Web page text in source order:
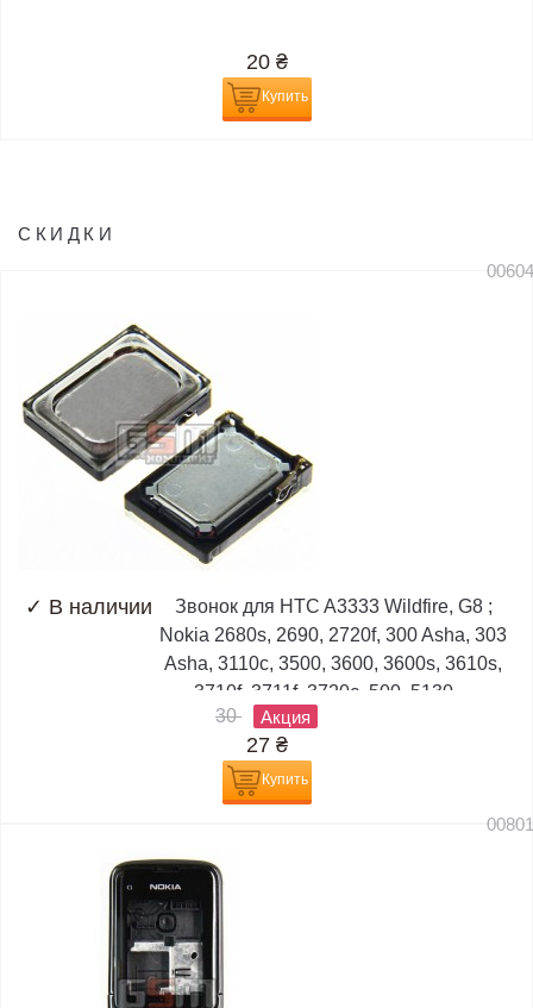
20 ₴
Купить
СКИДКИ
✓ В наличии
Звонок для HTC A3333 Wildfire, G8 ;
Nokia 2680s, 2690, 2720f, 300 Asha, 303
Asha, 3110c, 3500, 3600, 3600s, 3610s,
3710f, 3711f, 3720c, 500, 5130,...
30
Акция
27 ₴
Купить